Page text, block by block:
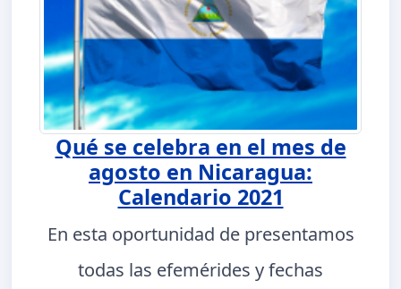
Qué se celebra en el mes de
agosto en Nicaragua:
Calendario 2021
En esta oportunidad de presentamos
todas las efemérides y fechas